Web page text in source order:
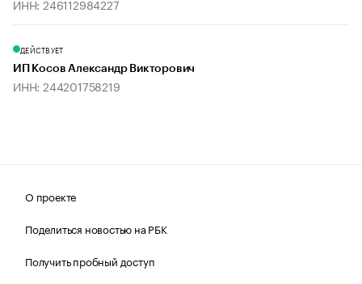
ИНН: 246112984227
ДЕЙСТВУЕТ
ИП Косов Александр Викторович
ИНН: 244201758219
О проекте
Поделиться новостью на РБК
Получить пробный доступ